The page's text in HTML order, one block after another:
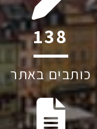
211
כותבים באתר